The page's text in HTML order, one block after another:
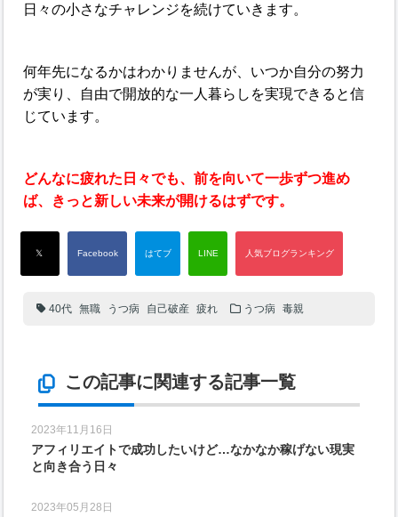
日々の小さなチャレンジを続けていきます。
何年先になるかはわかりませんが、いつか自分の努力
が実り、自由で開放的な一人暮らしを実現できると信
じています。
どんなに疲れた日々でも、前を向いて一歩ずつ進め
ば、きっと新しい未来が開けるはずです。
40代 無職 うつ病 自己破産 疲れ うつ病 毒親
この記事に関連する記事一覧
2023年11月16日
アフィリエイトで成功したいけど…なかなか稼げない現実
と向き合う日々
2023年05月28日